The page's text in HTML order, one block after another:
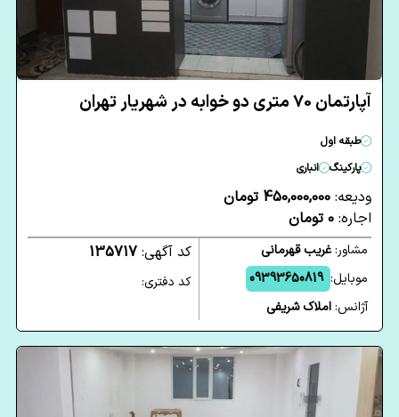
آپارتمان 70 متری دو خوابه در شهریار تهران
طبقه اول
پارکینگ
انباری
ودیعه: 450,000,000 تومان
اجاره: 0 تومان
مشاور:غریب قهرمانی
موبایل: 09393650819
آژانس:املاک شریفی
کد آگهی: 135717
کد دفتری: